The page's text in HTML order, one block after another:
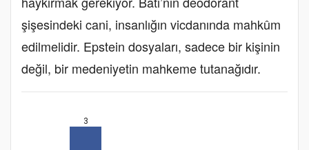
şişesindeki cani, insanlığın vicdanında mahkûm
edilmelidir. Epstein dosyaları, sadece bir kişinin
değil, bir medeniyetin mahkeme tutanağıdır.
3